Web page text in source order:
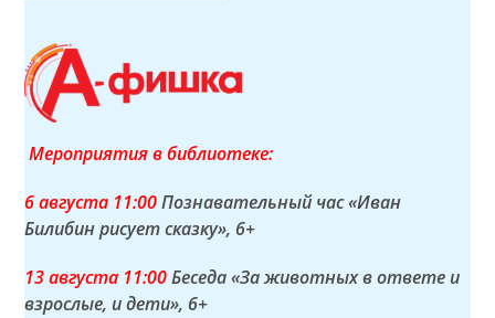
Мероприятия в библиотеке:
6 августа 11:00Познавательный час «Иван
Билибин рисует сказку», 6+
13 августа 11:00Беседа «За животных в ответе и
взрослые, и дети», 6+